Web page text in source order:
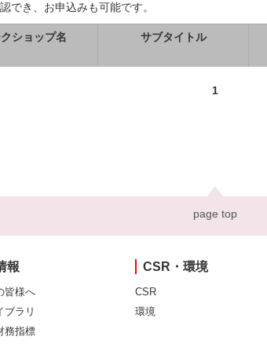
でき、お申込みも可能です。
ショップ名 サブタイトル
1
page top
報
皆様へ
ブラリ
務指標
CSR・環境
CSR
環境